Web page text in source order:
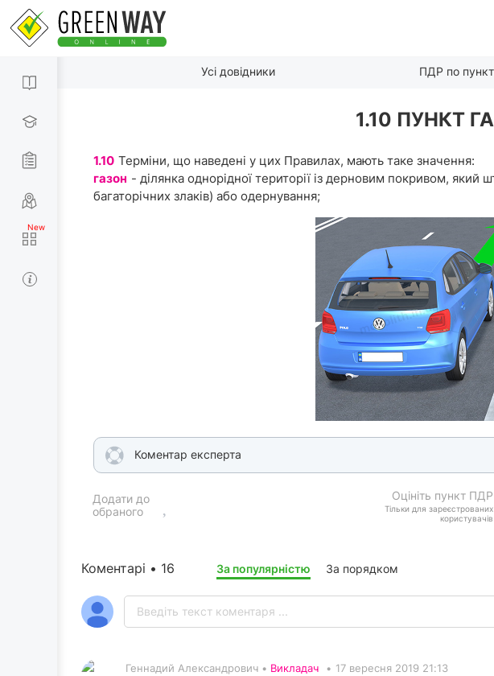
Усі довідники ПДР по
1.10 ПУНКТ
1.10 Терміни, що наведені у цих Правилах, мають таке значення:
газон - ділянка однорідної території із дерновим покривом,
багаторічних злаків) або одернування;
Коментар експерта
Оцініть пункт ПДР
Тільки для зареєстрованих
користувачів
Додати до
обраного
Коментарі • 16 За популярністю За порядком
Геннадий Александрович • Викладач • 17 вересня 2019 21:13